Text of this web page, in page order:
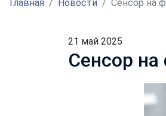
Главная Новости Сенсор на
21 май 2025
Сенсор